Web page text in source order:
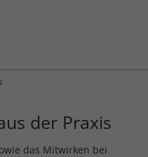
der Praxis
das Mitwirken bei